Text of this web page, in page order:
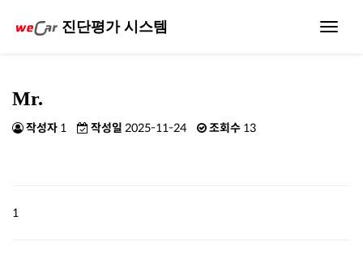
Toggle
진단평가 시스템
Mr.
작성자 1 작성일 2025-11-24 조회수 13
1